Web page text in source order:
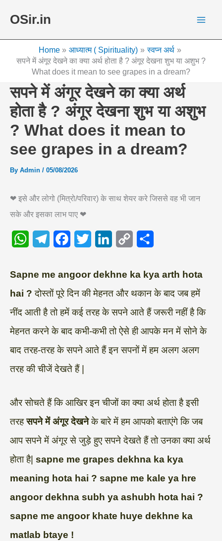
OSir.in
Home आध्यात्म ( Spirituality)
स्वप्न अर्थ
सपने में अंगूर देखने का क्या अर्थ होता है ? अंगूर देखना शुभ या अशुभ ?
What does it mean to see grapes in a dream?
सपने में अंगूर देखने का क्या अर्थ
होता है ? अंगूर देखना शुभ या अशुभ
? What does it mean to
see grapes in a dream?
By Admin / 05/08/2026
❤ इसे और लोगो (मित्रो/परिवार) के साथ शेयर करे जिससे वह भी जान
सके और इसका लाभ पाए ❤
W
a
t
l
e
m
c
e
t
n
k
n
p
y
a
r
Sapne me angoor dekhne ka kya arth hota
hai ? दोस्तों पूरे दिन की मेहनत और थकान के बाद जब हमें
नींद आती है तो हमें कई तरह के सपने आते हैं जरूरी नहीं है कि
मेहनत करने के बाद कभी-कभी तो ऐसे ही आपके मन में सोने के
बाद तरह-तरह के सपने आते हैं इन सपनों में हम अलग अलग
तरह की चीजें देखते हैं |
और सोचते हैं कि आखिर इन चीजों का क्या अर्थ होता है इसी
तरहसपने में अंगूर देखनेके बारे में हम आपको बताएंगे कि जब
आप सपने में अंगूर से जुड़े हुए सपने देखते हैं तो उनका क्या अर्थ
होता है| sapne me grapes dekhna ka kya
meaning hota hai ? sapne me kale ya hre
angoor dekhna subh ya ashubh hota hai ?
sapne me angoor khate huye dekhne ka
matlab btaye !